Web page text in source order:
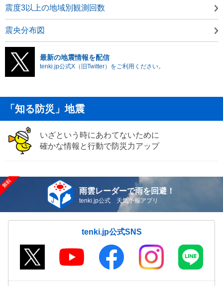
震度3以上の地域別観測回数
震央分布図
最新の地震情報を配信
tenki.jp公式X（旧Twitter）をご利用ください。
「知る防災」地震
いざという時にあわてないために
確かな情報と行動で防災力アップ
雨雲レーダーで雨を回避！
tenki.jp公式 天気予報アプリ
tenki.jp公式SNS